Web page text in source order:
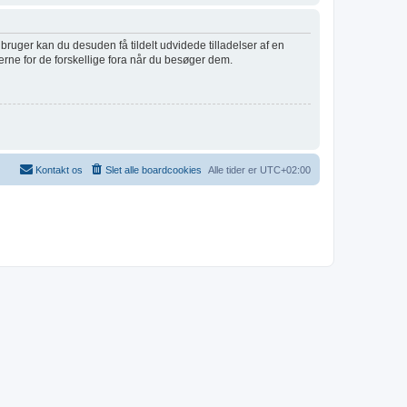
kan du desuden få tildelt udvidede tilladelser af en
for de forskellige fora når du besøger dem.
Alle tider er UTC+02:00
Slet alle boardcookies
Kontakt os